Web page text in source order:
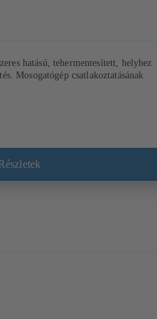
hatású, tehermentesített, helyhez
Mosogatógép csatlakoztatásának